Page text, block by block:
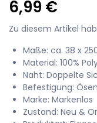
6,99 €
Zu diesem Artikel
Maße: ca. 38 x
Material: 100%
Naht: Doppelte
Befestigung: Ösen
Marke: Markenlos
Zustand: Neu &